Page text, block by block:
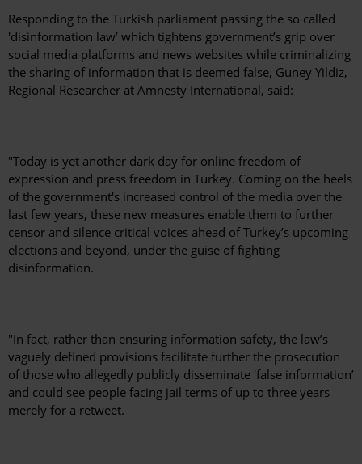
Responding to the Turkish parliament passing the so called
'disinformation law’ which tightens government’s grip over
social media platforms and news websites while criminalizing
the sharing of information that is deemed false, Guney Yildiz,
Regional Researcher at Amnesty International, said:
"Today is yet another dark day for online freedom of
expression and press freedom in Turkey. Coming on the heels
of the government's increased control of the media over the
last few years, these new measures enable them to further
censor and silence critical voices ahead of Turkey’s upcoming
elections and beyond, under the guise of fighting
disinformation.
"In fact, rather than ensuring information safety, the law’s
vaguely defined provisions facilitate further the prosecution
of those who allegedly publicly disseminate 'false information’
and could see people facing jail terms of up to three years
merely for a retweet.